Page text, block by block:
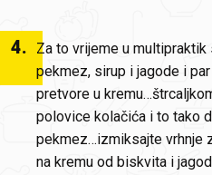
4.
Za to vrijeme u
pekmez, sirup i jagode i
pretvore u
polovice kolačića i to tako
pekmez…izmiksajte vrhnje
na kremu od biskvita i